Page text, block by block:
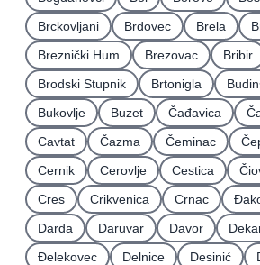
Brckovljani
Brdovec Brela
Breznički Hum
Brezovac
Bribir
Brodski Stupnik
Brtonigla
Bukovlje
Buzet Čađavica
Cavtat
Čazma Čeminac
Cernik
Cerovlje Cestica
Cres
Crikvenica Crnac
Darda
Daruvar Davor
Ðelekovec
Delnice Desinić